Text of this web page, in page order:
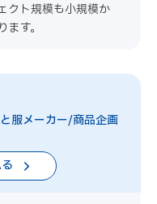
クト規模も小規模か
す。
服メーカー/商品企画